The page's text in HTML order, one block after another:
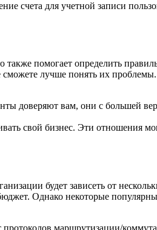
счета для учетной записи
помогает определить
лучше понять их
доверяют вам, они с большей
свой бизнес. Эти отношения
будет зависеть от
Однако некоторые
протоколов маршрутизации/